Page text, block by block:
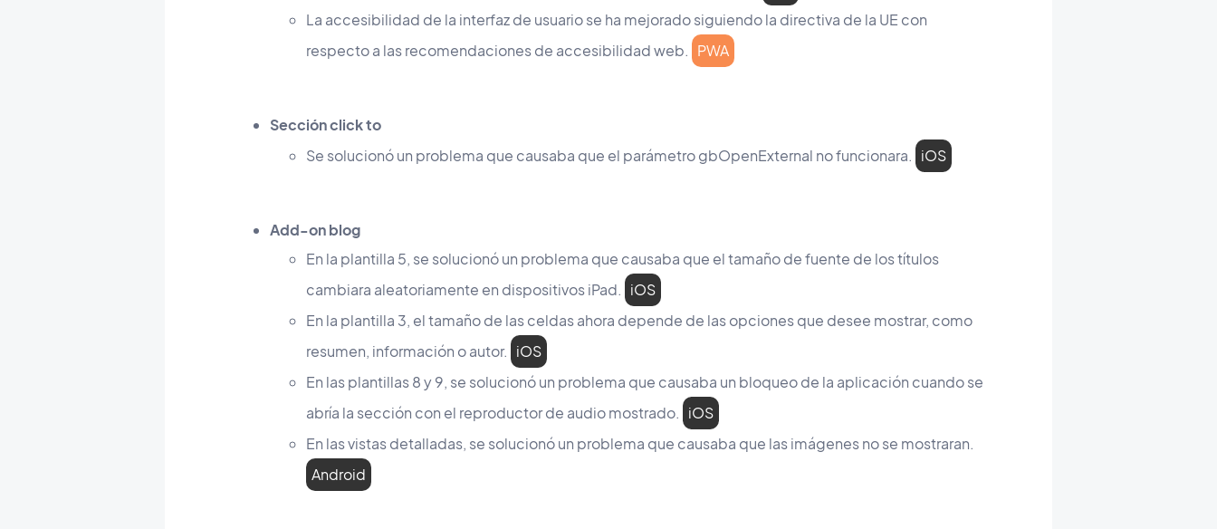
La accesibilidad de la interfaz de usuario se ha mejorado siguiendo la directiva de la UE con
respecto a las recomendaciones de accesibilidad web. PWA
Sección click to
Se solucionó un problema que causaba que el parámetro gbOpenExternal no funcionara. iOS
Add-on blog
En la plantilla 5, se solucionó un problema que causaba que el tamaño de fuente de los títulos
cambiara aleatoriamente en dispositivos iPad. iOS
En la plantilla 3, el tamaño de las celdas ahora depende de las opciones que desee mostrar, como
resumen, información o autor. iOS
En las plantillas 8 y 9, se solucionó un problema que causaba un bloqueo de la aplicación cuando se
abría la sección con el reproductor de audio mostrado. iOS
En las vistas detalladas, se solucionó un problema que causaba que las imágenes no se mostraran.
Android